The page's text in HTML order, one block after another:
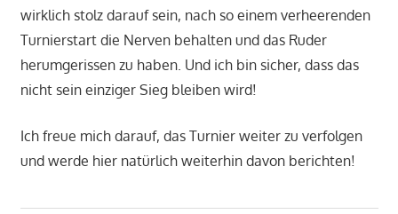
wirklich stolz darauf sein, nach so einem verheerenden
Turnierstart die Nerven behalten und das Ruder
herumgerissen zu haben. Und ich bin sicher, dass das
nicht sein einziger Sieg bleiben wird!
Ich freue mich darauf, das Turnier weiter zu verfolgen
und werde hier natürlich weiterhin davon berichten!